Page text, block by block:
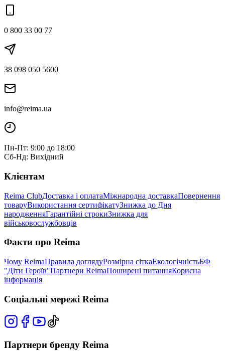
0 800 33 00 77
38 098 050 5600
info@reima.ua
Пн-Пт: 9:00 до 18:00
Сб-Нд: Вихідний
Клієнтам
Reima ClubДоставка і оплатаМіжнародна доставкаПовернення
товаруВикористання сертифікатуЗнижка до Дня
народженняГарантійні строкиЗнижка для
військовослужбовців
Факти про Reima
Чому ReimaПравила доглядуРозмірна сіткаЕкологічністьБФ
"Діти Героїв"Партнери ReimaПоширені питанняКорисна
інформація
Соціальні мережі Reima
Партнери бренду Reima